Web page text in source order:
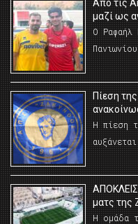
Από τις
μαζί ως
Ο Ραφαήλ
Πίεση
Η πίεση
ματς της
Η ομάδα